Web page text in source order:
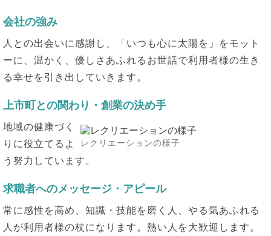
会社の強み
人との出会いに感謝し、「いつも心に太陽を」をモット
ーに、温かく、優しさあふれるお世話で利用者様の生き
る幸せを引き出していきます。
上市町との関わり・創業の決め手
レクリエーションの様子
地域の健康づく
りに役立てるよ
う努力しています。
求職者へのメッセージ・アピール
常に感性を高め、知識・技能を磨く人、やる気あふれる
人が利用者様の杖になります。熱い人を大歓迎します。